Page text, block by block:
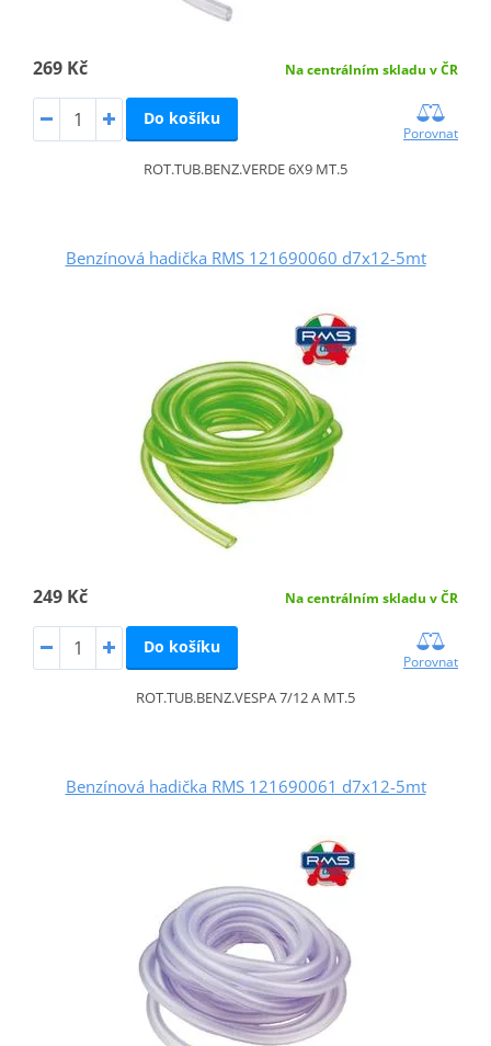
269 Kč Na centrálním skladu v ČR
Do košíku
Porovnat
ROT.TUB.BENZ.VERDE 6X9 MT.5
Benzínová hadička RMS 121690060 d7x12-5mt
249 Kč Na centrálním skladu v ČR
Do košíku
Porovnat
ROT.TUB.BENZ.VESPA 7/12 A MT.5
Benzínová hadička RMS 121690061 d7x12-5mt